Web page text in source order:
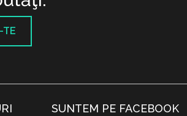
TE
SUNTEM PE FACEBOOK